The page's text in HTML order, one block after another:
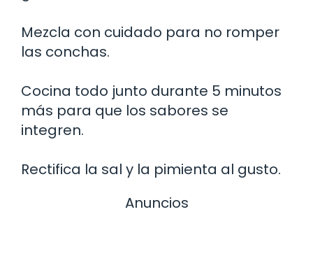
Mezcla con cuidado para no romper
las conchas.
Cocina todo junto durante 5 minutos
más para que los sabores se
integren.
Rectifica la sal y la pimienta al gusto.
Anuncios